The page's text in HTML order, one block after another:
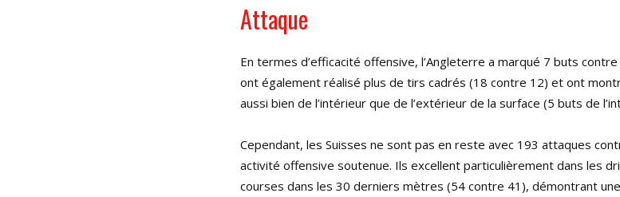
Attaque
En termes d’efficacité offensive, l’Angleterre a marqué 7 buts contre
ont également réalisé plus de tirs cadrés (18 contre 12) et ont
aussi bien de l’intérieur que de l’extérieur de la surface (5 buts de
Cependant, les Suisses ne sont pas en reste avec 193 attaques
activité offensive soutenue. Ils excellent particulièrement dans les
courses dans les 30 derniers mètres (54 contre 41), démontrant